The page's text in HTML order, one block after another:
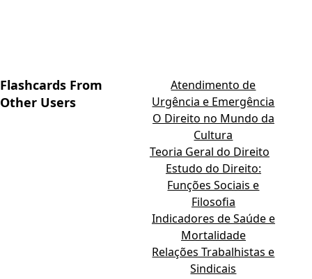
Flashcards From
Other Users
Atendimento de
Urgência e Emergência
O Direito no Mundo da
Cultura
Teoria Geral do Direito
Estudo do Direito:
Funções Sociais e
Filosofia
Indicadores de Saúde e
Mortalidade
Relações Trabalhistas e
Sindicais